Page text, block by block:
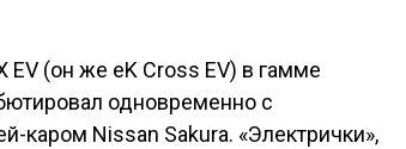
EV (он же eK Cross EV) в гамме
одновременно с
каром Nissan Sakura. «Электрички»,